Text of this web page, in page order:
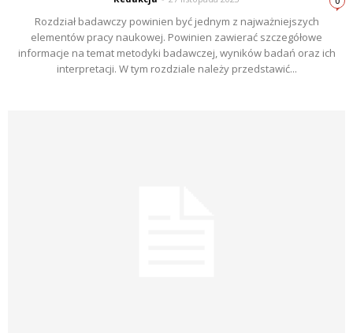
Rozdział badawczy powinien być jednym z najważniejszych
elementów pracy naukowej. Powinien zawierać szczegółowe
informacje na temat metodyki badawczej, wyników badań oraz ich
interpretacji. W tym rozdziale należy przedstawić...